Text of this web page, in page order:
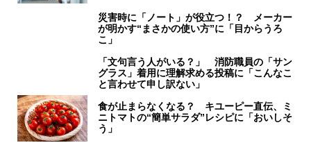
災害時に「ノート」が役立つ！？ メーカー
が明かす“まさかの使い方”に「目からうろ
こ」
「文句言う人がいる？」 消防職員の「サン
グラス」着用に理解求める投稿に「こんなこ
と言わせて申し訳ない」
食が止まらなくなる？ キユーピー直伝、ミ
ニトマトの“簡単サラダ”レシピに「おいしそ
う」